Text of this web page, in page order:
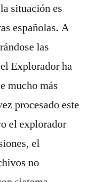
situación es
españolas. A
las
Explorador ha
mucho más
procesado este
el explorador
el
no